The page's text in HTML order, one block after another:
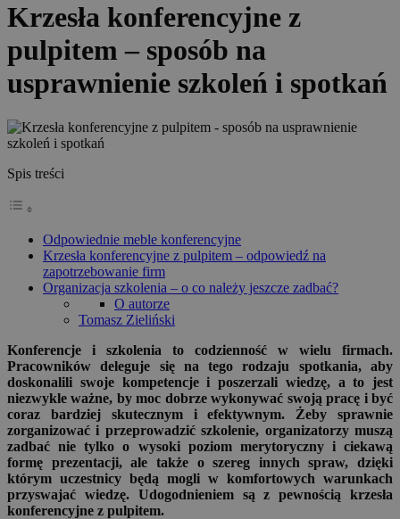
Krzesła konferencyjne z
pulpitem – sposób na
usprawnienie szkoleń i spotkań
Spis treści
Odpowiednie meble konferencyjne
Krzesła konferencyjne z pulpitem – odpowiedź na
zapotrzebowanie firm
Organizacja szkolenia – o co należy jeszcze zadbać?
O autorze
Tomasz Zieliński
Konferencje i szkolenia to codzienność w wielu firmach.
Pracowników deleguje się na tego rodzaju spotkania, aby
doskonalili swoje kompetencje i poszerzali wiedzę, a to jest
niezwykle ważne, by moc dobrze wykonywać swoją pracę i być
coraz bardziej skutecznym i efektywnym. Żeby sprawnie
zorganizować i przeprowadzić szkolenie, organizatorzy muszą
zadbać nie tylko o wysoki poziom merytoryczny i ciekawą
formę prezentacji, ale także o szereg innych spraw, dzięki
którym uczestnicy będą mogli w komfortowych warunkach
przyswajać wiedzę. Udogodnieniem są z pewnością krzesła
konferencyjne z pulpitem.